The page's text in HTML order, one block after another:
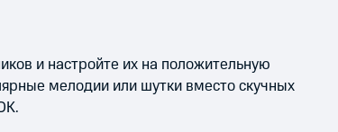
и настройте их на положительную
мелодии или шутки вместо скучных